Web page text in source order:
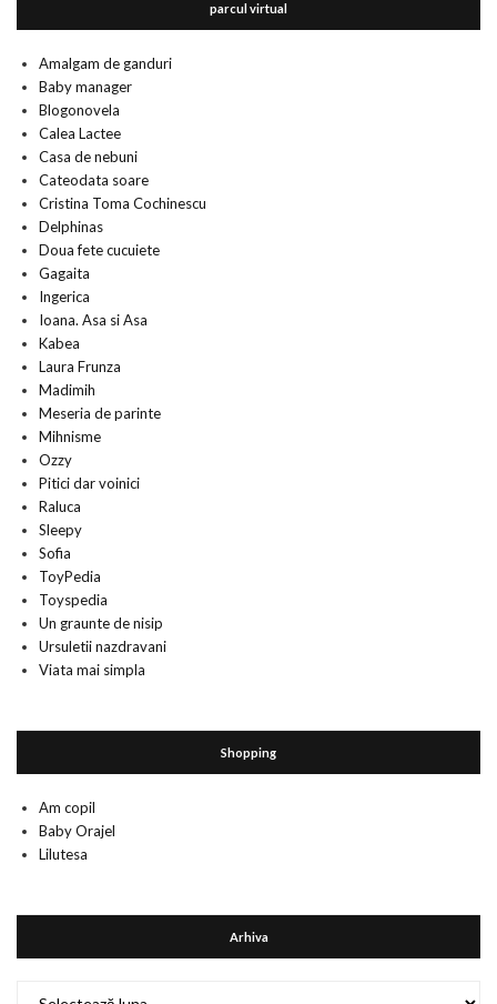
parcul virtual
Amalgam de ganduri
Baby manager
Blogonovela
Calea Lactee
Casa de nebuni
Cateodata soare
Cristina Toma Cochinescu
Delphinas
Doua fete cucuiete
Gagaita
Ingerica
Ioana. Asa si Asa
Kabea
Laura Frunza
Madimih
Meseria de parinte
Mihnisme
Ozzy
Pitici dar voinici
Raluca
Sleepy
Sofia
ToyPedia
Toyspedia
Un graunte de nisip
Ursuletii nazdravani
Viata mai simpla
Shopping
Am copil
Baby Orajel
Lilutesa
Arhiva